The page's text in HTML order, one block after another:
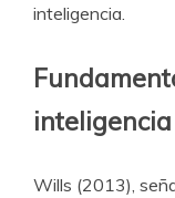
inteligencia.
Wills (2013),